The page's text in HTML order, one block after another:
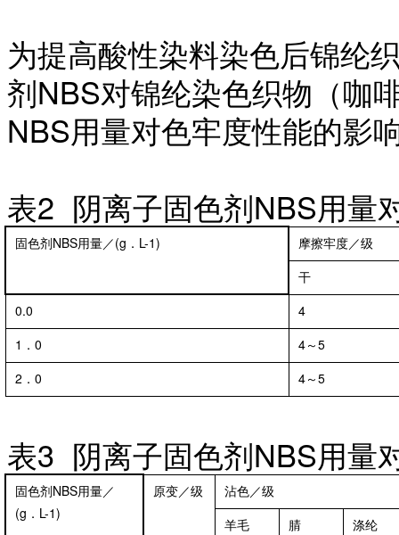
为提高酸性染料染色后锦纶
剂NBS对锦纶染色织物（咖
NBS用量对色牢度性能的影
表2 阴离子固色剂NBS用量
固色剂NBS用量／(g．L-1)
摩擦牢度／级
干
0.0
4
1．0
4～5
2．0
4～5
表3 阴离子固色剂NBS用量
固色剂NBS用量／
(g．L-1)
原变／级
沾色／级
羊毛
腈
涤纶